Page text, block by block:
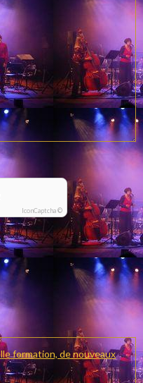
IconCaptcha ©
formation, de nouveaux